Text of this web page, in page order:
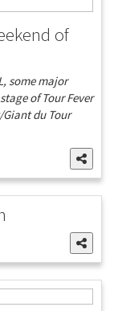
of
some major
of Tour Fever
du Tour